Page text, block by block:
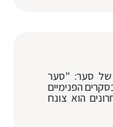
של סער: "סער
הפנימיים
הוא צונח